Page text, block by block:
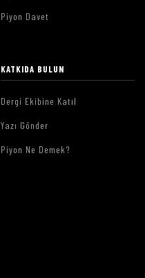
Piyon Davet
KATKIDA BULUN
Dergi Ekibine Katıl
Yazı Gönder
Piyon Ne Demek?